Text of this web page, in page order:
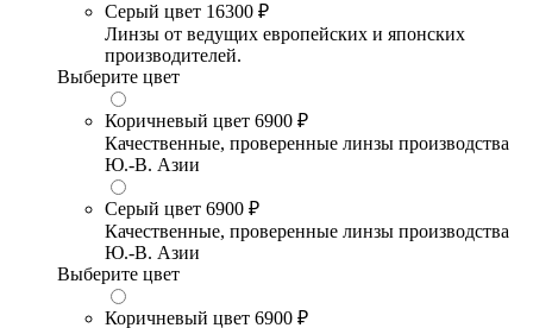
Серый цвет 16300 ₽
Линзы от ведущих европейских и японских
производителей.
Выберите цвет
Коричневый цвет 6900 ₽
Качественные, проверенные линзы производства
Ю.-В. Азии
Серый цвет 6900 ₽
Качественные, проверенные линзы производства
Ю.-В. Азии
Выберите цвет
Коричневый цвет 6900 ₽